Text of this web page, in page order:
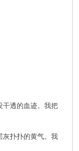
干透的血迹。我把
灰扑扑的黄气。我